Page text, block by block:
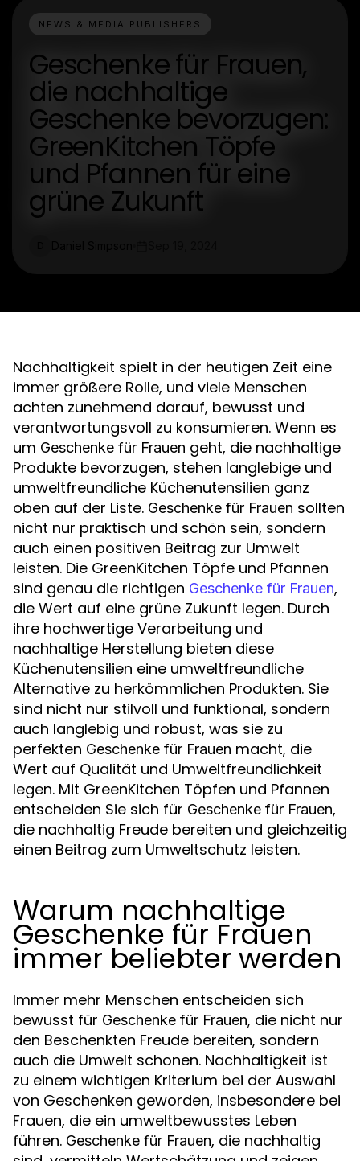
NEWS & MEDIA PUBLISHERS
Geschenke für Frauen,
die nachhaltige
Geschenke bevorzugen:
GreenKitchen Töpfe
und Pfannen für eine
grüne Zukunft
Nachhaltigkeit spielt in der heutigen Zeit eine
immer größere Rolle, und viele Menschen
achten zunehmend darauf, bewusst und
verantwortungsvoll zu konsumieren. Wenn es
um Geschenke für Frauen geht, die nachhaltige
Produkte bevorzugen, stehen langlebige und
umweltfreundliche Küchenutensilien ganz
oben auf der Liste. Geschenke für Frauen sollten
nicht nur praktisch und schön sein, sondern
auch einen positiven Beitrag zur Umwelt
leisten. Die GreenKitchen Töpfe und Pfannen
sind genau die richtigen Geschenke für Frauen,
die Wert auf eine grüne Zukunft legen. Durch
ihre hochwertige Verarbeitung und
nachhaltige Herstellung bieten diese
Küchenutensilien eine umweltfreundliche
Alternative zu herkömmlichen Produkten. Sie
sind nicht nur stilvoll und funktional, sondern
auch langlebig und robust, was sie zu
perfekten Geschenke für Frauen macht, die
Wert auf Qualität und Umweltfreundlichkeit
legen. Mit GreenKitchen Töpfen und Pfannen
entscheiden Sie sich für Geschenke für Frauen,
die nachhaltig Freude bereiten und gleichzeitig
einen Beitrag zum Umweltschutz leisten.
Warum nachhaltige
Geschenke für Frauen
immer beliebter werden
Immer mehr Menschen entscheiden sich
bewusst für Geschenke für Frauen, die nicht nur
den Beschenkten Freude bereiten, sondern
auch die Umwelt schonen. Nachhaltigkeit ist
zu einem wichtigen Kriterium bei der Auswahl
von Geschenken geworden, insbesondere bei
Frauen, die ein umweltbewusstes Leben
führen. Geschenke für Frauen, die nachhaltig